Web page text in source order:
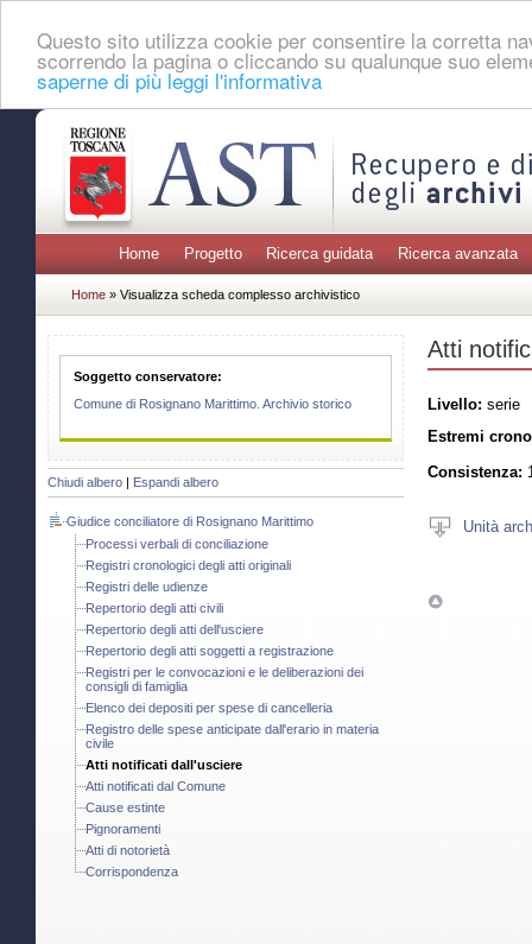
Questo sito utilizza cookie per consentire la corretta
scorrendo la pagina o cliccando su qualunque suo
saperne di più leggi l'informativa
Home Progetto Ricerca guidata Ricerca avanzata
Home » Visualizza scheda complesso archivistico
Soggetto conservatore:
Comune di Rosignano Marittimo. Archivio storico
Chiudi albero Espandi albero
Giudice conciliatore di Rosignano Marittimo
Processi verbali di conciliazione
Registri cronologici degli atti originali
Registri delle udienze
Repertorio degli atti civili
Repertorio degli atti dell'usciere
Repertorio degli atti soggetti a registrazione
Registri per le convocazioni e le deliberazioni dei
consigli di famiglia
Elenco dei depositi per spese di cancelleria
Registro delle spese anticipate dall'erario in materia
civile
Atti notificati dall'usciere
Atti notificati dal Comune
Cause estinte
Pignoramenti
Atti di notorietà
Corrispondenza
Atti
Livello: serie
Estremi
Consistenza:
Unità